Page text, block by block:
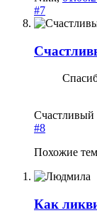
#7
Счастливый
#8
Похожие
Как